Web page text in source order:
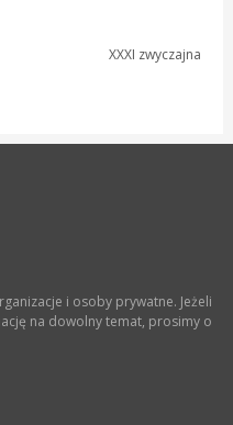
XXXI zwyczajna
i osoby prywatne. Jeżeli
na dowolny temat, prosimy o